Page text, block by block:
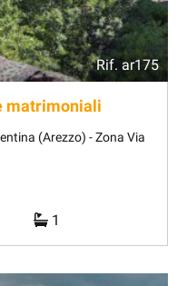
Rif. ar175
matrimoniali
(Arezzo) - Zona Via
1